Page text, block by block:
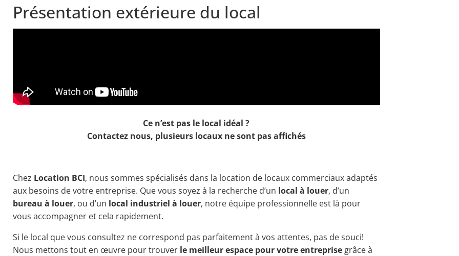
Présentation extérieure du local
Ce n’est pas le local idéal ?
Contactez nous, plusieurs locaux ne sont pas affichés
Chez Location BCI, nous sommes spécialisés dans la location de locaux commerciaux adaptés
aux besoins de votre entreprise. Que vous soyez à la recherche d’un local à louer, d’un
bureau à louer, ou d’un local industriel à louer, notre équipe professionnelle est là pour
vous accompagner et cela rapidement.
Si le local que vous consultez ne correspond pas parfaitement à vos attentes, pas de souci!
Nous mettons tout en œuvre pour trouver le meilleur espace pour votre entreprise grâce à